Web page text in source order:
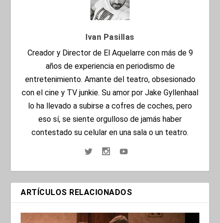
Ivan Pasillas
Creador y Director de El Aquelarre con más de 9
años de experiencia en periodismo de
entretenimiento. Amante del teatro, obsesionado
con el cine y TV junkie. Su amor por Jake Gyllenhaal
lo ha llevado a subirse a cofres de coches, pero
eso sí, se siente orgulloso de jamás haber
contestado su celular en una sala o un teatro.
ARTÍCULOS RELACIONADOS